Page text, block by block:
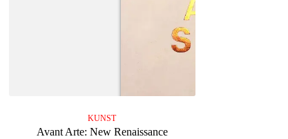
KUNST
Avant Arte: New Renaissance